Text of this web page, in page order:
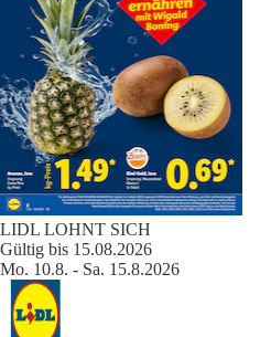
LIDL LOHNT SICH
Gültig bis 15.08.2026
Mo. 10.8. - Sa. 15.8.2026